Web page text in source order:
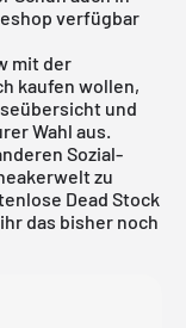
verfügbar
mit der
kaufen wollen,
und
Wahl aus.
Sozial-
zu
Dead Stock
das bisher noch